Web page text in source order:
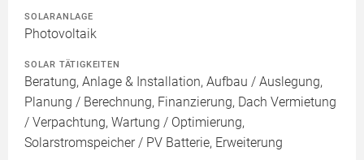
SOLARANLAGE
Photovoltaik
SOLAR TÄTIGKEITEN
Beratung, Anlage & Installation, Aufbau / Auslegung,
Planung / Berechnung, Finanzierung, Dach Vermietung
/ Verpachtung, Wartung / Optimierung,
Solarstromspeicher / PV Batterie, Erweiterung